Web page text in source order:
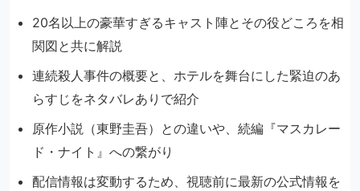
20名以上の豪華すぎるキャスト陣とその役どころを相
関図と共に解説
連続殺人事件の概要と、ホテルを舞台にした緊迫のあ
らすじをネタバレありで紹介
原作小説（東野圭吾）との違いや、続編『マスカレー
ド・ナイト』への繋がり
配信情報は変動するため、視聴前に最新の公式情報を